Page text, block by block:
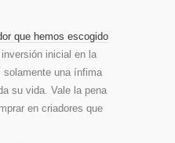
que hemos escogido
inicial en la
solamente una ínfima
su vida. Vale la pena
en criadores que